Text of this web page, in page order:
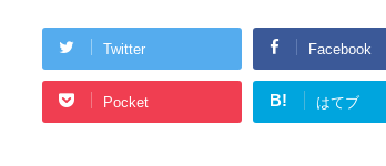
Twitter Facebook
Pocket B! はてブ